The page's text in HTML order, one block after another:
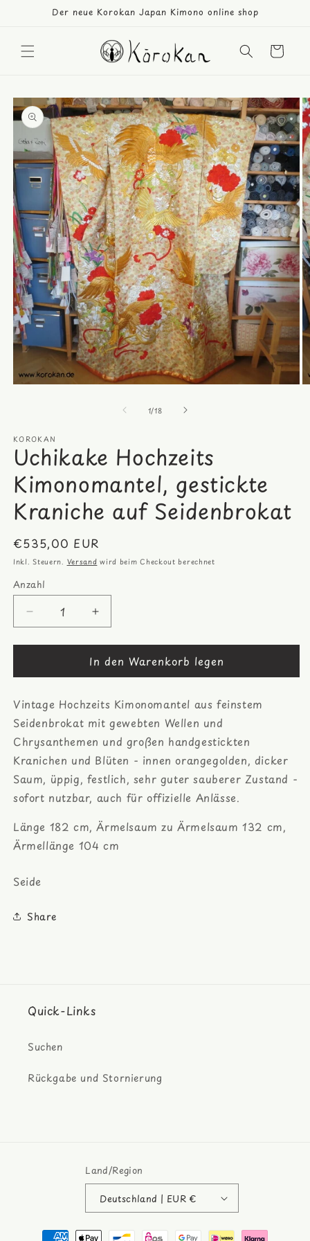
Der neue Korokan Japan Kimono online shop
Warenkorb
1/von
18
KOROKAN
Uchikake Hochzeits
Kimonomantel, gestickte
Kraniche auf Seidenbrokat
Normaler
Preis
€535,00 EUR
Inkl. Steuern. Versand wird beim Checkout berechnet
Anzahl
Anzahl
Verringere
die
Menge
Uchikake
Kimonomantel,
gestickte
Kraniche
auf
Seidenbrokat
Erhöhe
die
Menge
für
Uchikake
Kimonomantel,
gestickte
Kraniche
auf
Seidenbrokat
In den Warenkorb legen
Vintage Hochzeits Kimonomantel aus feinstem
Seidenbrokat mit gewebten Wellen und
Chrysanthemen und großen handgestickten
Kranichen und Blüten - innen orangegolden, dicker
Saum, üppig, festlich, sehr guter sauberer Zustand -
sofort nutzbar, auch für offizielle Anlässe.
Länge 182 cm, Ärmelsaum zu Ärmelsaum 132 cm,
Ärmellänge 104 cm
Seide
Share
Quick-Links
Suchen
Rückgabe und Stornierung
Land/Region
Deutschland | EUR €
Zahlungsmethoden